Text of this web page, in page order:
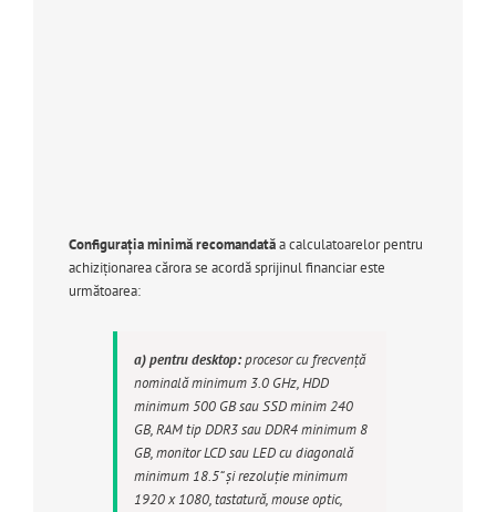
Configurația minimă recomandatăa calculatoarelor pentru
achiziționarea cărora se acordă sprijinul financiar este
următoarea:
a) pentru desktop:procesor cu frecvență
nominală minimum 3.0 GHz, HDD
minimum 500 GB sau SSD minim 240
GB, RAM tip DDR3 sau DDR4 minimum 8
GB, monitor LCD sau LED cu diagonală
minimum 18.5“ și rezoluție minimum
1920 x 1080, tastatură, mouse optic,